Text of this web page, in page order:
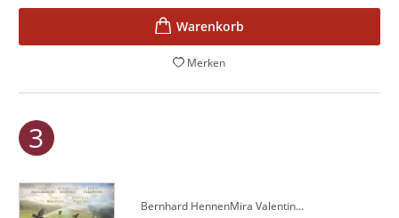
Merken
Bernhard HennenMira Valentin...